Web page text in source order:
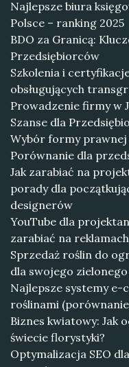
Najlepsze biura
Polsce – ranking 2025
BDO za Granicą:
Przedsiębiorców
Szkolenia i
obsługujących
Prowadzenie firmy w
Szanse dla
Wybór formy prawnej
Porównanie dla
Jak zarabiać na
porady dla
designerów
YouTube dla
zarabiać na reklamach
Sprzedaż roślin do
dla swojego zielonego
Najlepsze systemy e-
roślinami
Biznes kwiatowy: Jak
świecie florystyki?
Optymalizacja SEO